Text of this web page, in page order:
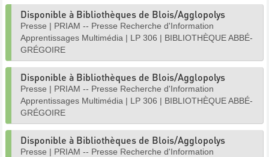
Disponible à Bibliothèques de Blois/Agglopolys
Presse | PRIAM -- Presse Recherche d'Information
Apprentissages Multimédia | LP 306 | BIBLIOTHÈQUE ABBÉ-
GRÉGOIRE
Disponible à Bibliothèques de Blois/Agglopolys
Presse | PRIAM -- Presse Recherche d'Information
Apprentissages Multimédia | LP 306 | BIBLIOTHÈQUE ABBÉ-
GRÉGOIRE
Disponible à Bibliothèques de Blois/Agglopolys
Presse | PRIAM -- Presse Recherche d'Information